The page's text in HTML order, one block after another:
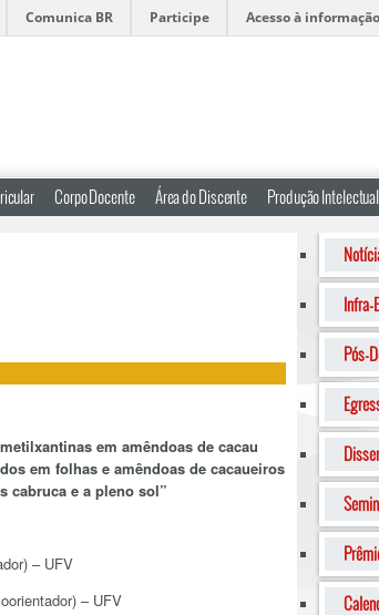
Comunica BR Participe Acesso à informação
Corpo Docente Área do Discente Produção Intelectual
em amêndoas de cacau
em folhas e amêndoas de cacaueiros
cabruca e a pleno sol”
– UFV
– UFV
Infra-
Pós-